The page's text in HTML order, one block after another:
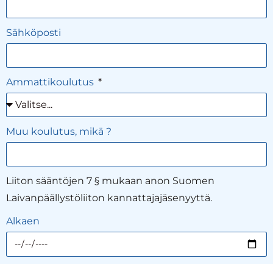
Sähköposti
Ammattikoulutus
Muu koulutus, mikä ?
Liiton sääntöjen 7 § mukaan anon Suomen
Laivanpäällystöliiton kannattajajäsenyyttä.
Alkaen